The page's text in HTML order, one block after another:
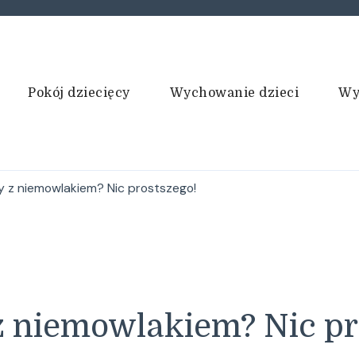
Pokój dziecięcy Wychowanie dzieci
z niemowlakiem? Nic prostszego!
Nic